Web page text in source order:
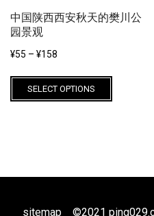
on
中国陕西西安秋天的樊川公
园景观
¥55 – ¥158
SELECT OPTIONS
This
sitemap©2021